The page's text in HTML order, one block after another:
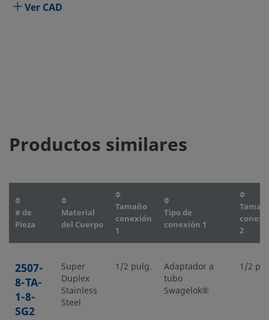
Ver CAD
Productos similares
# de
Pieza
Material
del Cuerpo
Tamaño
conexión
1
Tipo de
conexión 1
2
2507-
8-TA-
1-8-
SG2
Super
Duplex
Stainless
Steel
1/2 pulg.
Adaptador a
tubo
Swagelok®
1/2